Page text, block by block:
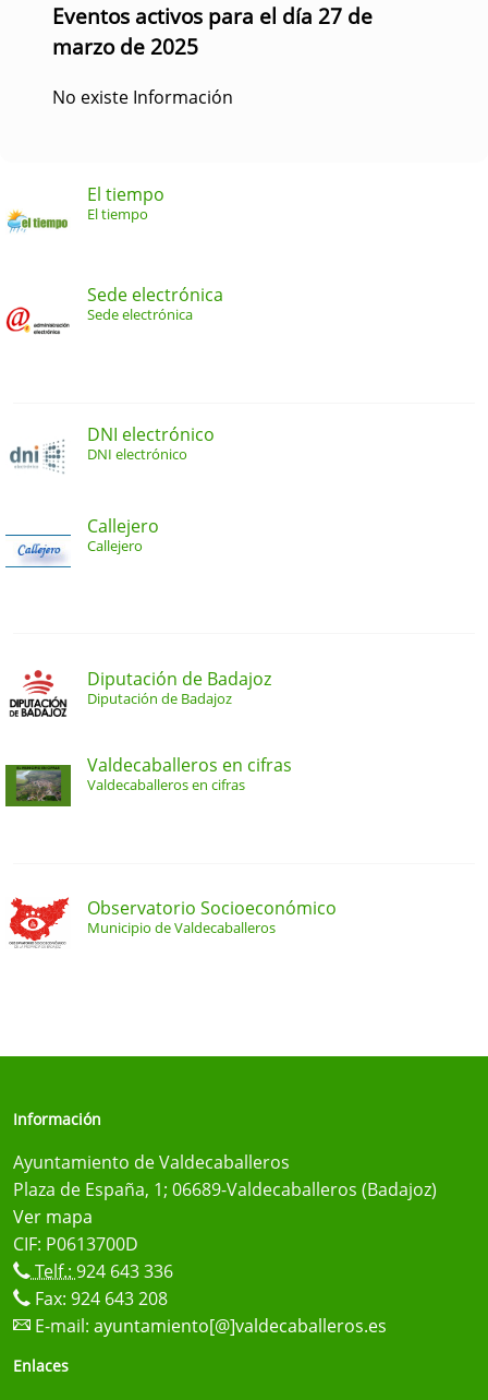
Eventos activos para el día 27 de
marzo de 2025
No existe Información
El tiempo
El tiempo
Sede electrónica
Sede electrónica
DNI electrónico
DNI electrónico
Callejero
Callejero
Diputación de Badajoz
Diputación de Badajoz
Valdecaballeros en cifras
Valdecaballeros en cifras
Observatorio Socioeconómico
Municipio de Valdecaballeros
Información
Ayuntamiento de Valdecaballeros
Plaza de España, 1; 06689-Valdecaballeros (Badajoz)
Ver mapa
CIF: P0613700D
Telf.: 924 643 336
Fax: 924 643 208
E-mail: ayuntamiento[@]valdecaballeros.es
Enlaces